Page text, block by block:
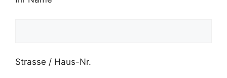
Strasse / Haus-Nr.